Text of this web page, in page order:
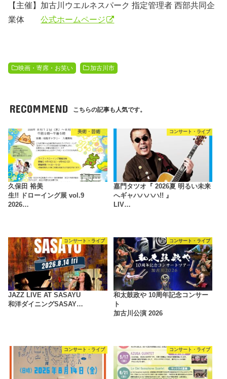
【主催】加古川ウエルネスパーク 指定管理者 西部共同企
業体公式ホームページ
映画・寄席・お笑い 加古川市
RECOMMEND こちらの記事も人気です。
美術・芸術
久保田 裕美
生!! ドローイング展 vol.9
2026…
コンサート・ライブ
嘉門タツオ『 2026夏 明るい未来
へギャハハハハ!! 』
LIV…
コンサート・ライブ
JAZZ LIVE AT SASAYU
和洋ダイニングSASAY…
コンサート・ライブ
和太鼓政や 10周年記念コンサー
ト
加古川公演 2026
コンサート・ライブ コンサート・ライブ